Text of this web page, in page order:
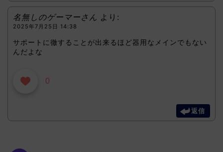
名無しのゲーマーさん より:
2025年7月25日 14:38
サポートに徹することが出来るほど器用なメインでもない
んだよな
0
返信